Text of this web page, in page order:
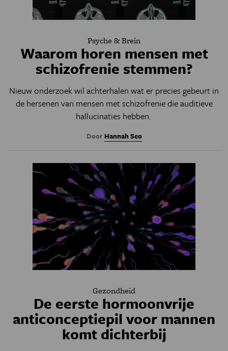
Psyche & Brein
Waarom horen mensen met
schizofrenie stemmen?
Nieuw onderzoek wil achterhalen wat er precies gebeurt in
de hersenen van mensen met schizofrenie die auditieve
hallucinaties hebben.
Door Hannah Seo
Gezondheid
De eerste hormoonvrije
anticonceptiepil voor mannen
komt dichterbij